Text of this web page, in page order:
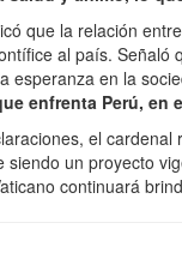
que la relación
al país. Señaló
esperanza en la
enfrenta Perú, en
el
siendo un proyecto
continuará